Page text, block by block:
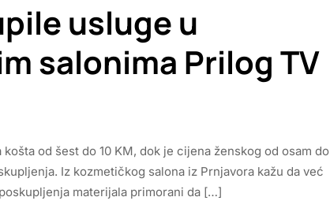
usluge u
salonima Prilog TV
od šest do 10 KM, dok je cijena ženskog od osam do
Iz kozmetičkog salona iz Prnjavora kažu da već
materijala primorani da […]